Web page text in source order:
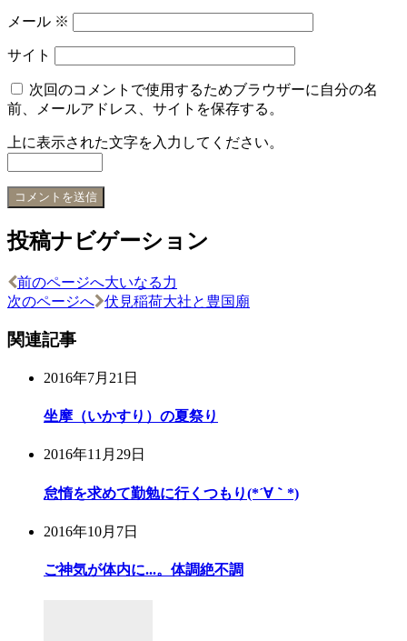
メール ※
サイト
次回のコメントで使用するためブラウザーに自分の名
前、メールアドレス、サイトを保存する。
上に表示された文字を入力してください。
投稿ナビゲーション
前のページへ大いなる力
次のページへ
伏見稲荷大社と豊国廟
関連記事
2016年7月21日
坐摩（いかすり）の夏祭り
2016年11月29日
怠惰を求めて勤勉に行くつもり(*´∀｀*)
2016年10月7日
ご神気が体内に...。体調絶不調